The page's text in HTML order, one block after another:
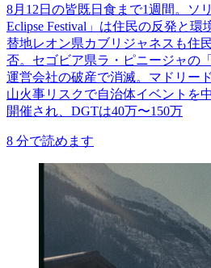
8月12日の皆既日食まで1週間。ソ
Eclipse Festival」は住民の反発と
替地レオン県カブリジャネスも住
否。セゴビア県ラ・ピニージャの
運営会社の破産で消滅。マドリー
山火事リスクで自治体イベントを
開催され、DGTは40万〜150万
8 分で読めます